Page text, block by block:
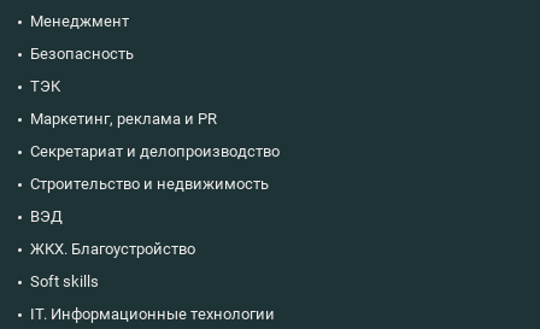
Менеджмент
Безопасность
ТЭК
Маркетинг, реклама и PR
Секретариат и делопроизводство
Строительство и недвижимость
ВЭД
ЖКХ. Благоустройство
Soft skills
IT. Информационные технологии